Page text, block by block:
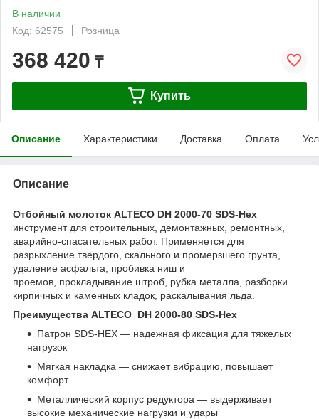
В наличии
Код: 62575
Розница
368 420 ₸
Купить
Описание Характеристики Доставка Оплата
Описание
Отбойный молоток ALTECO DH 2000-70 SDS-Hex
инструмент для строительных, демонтажных, ремонтных,
аварийно-спасательных работ. Применяется для
разрыхление твердого, скального и промерзшего грунта,
удаление асфальта, пробивка ниш и
проемов, прокладывание штроб, рубка металла, разборки
кирпичных и каменных кладок, раскалывания льда.
Преимущества ALTECO DH 2000-80 SDS-Hex
Патрон SDS-HEX — надежная фиксация для тяжелых
нагрузок
Мягкая накладка — снижает вибрацию, повышает
комфорт
Металлический корпус редуктора — выдерживает
высокие механические нагрузки и удары